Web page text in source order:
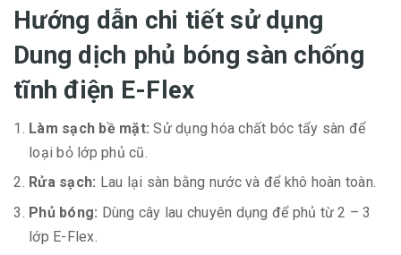
Hướng dẫn chi tiết sử dụng
Dung dịch phủ bóng sàn chống
tĩnh điện E-Flex
Làm sạch bề mặt: Sử dụng hóa chất bóc tẩy sàn để
loại bỏ lớp phủ cũ.
Rửa sạch: Lau lại sàn bằng nước và để khô hoàn toàn.
Phủ bóng: Dùng cây lau chuyên dụng để phủ từ 2 – 3
lớp E-Flex.